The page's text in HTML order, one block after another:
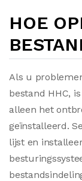
HOE
Als u
bestand HHC,
alleen het
geïnstalleerd.
lijst en